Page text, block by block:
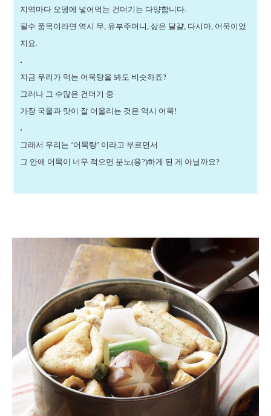
지역마다 오뎅에 넣어먹는 건더기는 다양합니다.
필수 품목이라면 역시 무, 유부주머니, 삶은 달걀, 다시마, 어묵이었
지요.
.
지금 우리가 먹는 어묵탕을 봐도 비슷하죠?
그러나 그 수많은 건더기 중
가장 국물과 맛이 잘 어울리는 것은 역시 어묵!
.
그래서 우리는 ‘어묵탕’ 이라고 부르면서
그 안에 어묵이 너무 적으면 분노(응?)하게 된 게 아닐까요?